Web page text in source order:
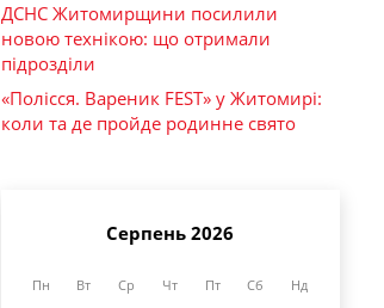
ДСНС Житомирщини посилили
новою технікою: що отримали
підрозділи
«Полісся. Вареник FEST» у Житомирі:
коли та де пройде родинне свято
Серпень 2026
Пн Вт Ср Чт Пт Сб Нд